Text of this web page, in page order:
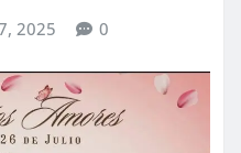
2025 0